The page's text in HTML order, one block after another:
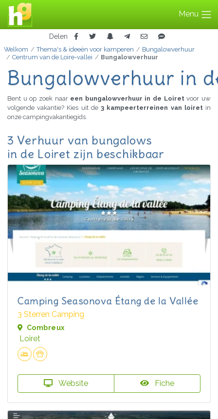
Menu
Delen
Welkom Thema's & ideeën voor kamperen
Bungalowverhuur
Centrum van de Loire-vallei
Bungalowverhuur
Bungalowverhuur in
Bent u op zoek naar een bungalowverhuur in de Loiretvoor uw
volgende vakantie? Kies uit de3 kampeerterreinen van loiretin
onze campingvakantiegids.
3 Verhuur van bungalows
in de Loiret zijn beschikbaar
Camping Seasonova Étang de la Vallée
3 Sterren Camping
Combreux
Loiret
Website Fiche